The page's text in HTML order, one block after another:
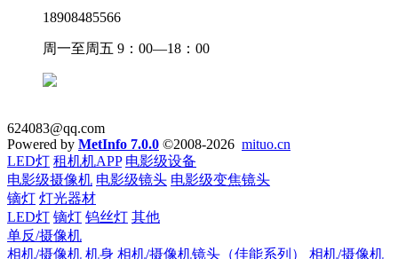
18908485566
周一至周五 9：00—18：00
624083@qq.com
Powered by MetInfo 7.0.0 ©2008-2026 mituo.cn
LED灯 租机机APP 电影级设备
电影级摄像机 电影级镜头 电影级变焦镜头
镝灯 灯光器材
LED灯 镝灯 钨丝灯 其他
单反/摄像机
相机/摄像机 机身 相机/摄像机镜头（佳能系列） 相机/摄像机